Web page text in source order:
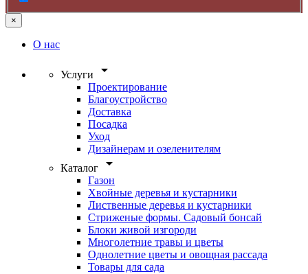
×
О нас
Услуги arrow_drop_down
Проектирование
Благоустройство
Доставка
Посадка
Уход
Дизайнерам и озеленителям
Каталог
arrow_drop_down
Газон
Хвойные деревья и кустарники
Лиственные деревья и кустарники
Стриженые формы. Садовый бонсай
Блоки живой изгороди
Многолетние травы и цветы
Однолетние цветы и овощная рассада
Товары для сада